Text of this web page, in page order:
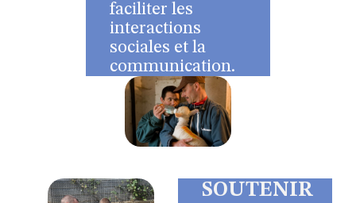
faciliter les
interactions
sociales et la
communication.
SOUTENIR